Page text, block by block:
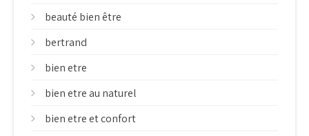
beauté bien être
bertrand
bien etre
bien etre au naturel
bien etre et confort